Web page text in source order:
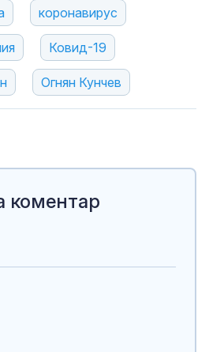
коронавирус
Ковид-19
Огнян Кунчев
коментар